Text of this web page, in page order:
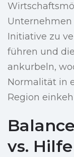
Initiative zu
führen und
ankurbeln,
Normalität in
Region
vs. Hilfe